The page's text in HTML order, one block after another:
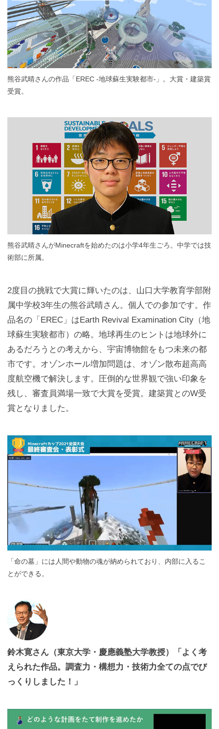
熊谷武晴さんの作品「EREC -地球蘇生実験都市-」。大賞・建築賞
受賞。
熊谷武晴さんがMinecraftを始めたのは小学4年生ごろ。中学では技
術部に所属。
2度目の挑戦で大賞に輝いたのは、山口大学教育学部附
属中学校3年生の熊谷武晴さん。個人での参加です。作
品名の「EREC」はEarth Revival Examination City（地
球蘇生実験都市）の略。地球再生のヒントは地球外に
あるだろうとの考えから、宇宙博物館をもつ未来の都
市です。オゾンホール増加問題は、オゾン散布超高高
度航空機で解決します。圧倒的な世界観で強い印象を
残し、審査員満場一致で大賞を受賞。建築賞とのW受
賞となりました。
「命の墓」には人間や動物の魂が納められており、内部に入るこ
とができる。
鈴木寛さん（東京大学・慶應義塾大学教授）「よく考
えられた作品。調査力・構想力・技術力全ての点でび
っくりしました！」